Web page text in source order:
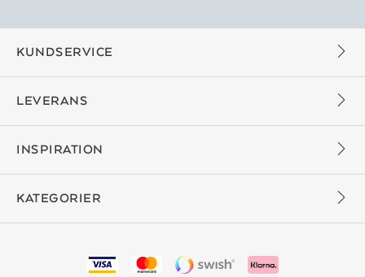
KUNDSERVICE
LEVERANS
INSPIRATION
KATEGORIER